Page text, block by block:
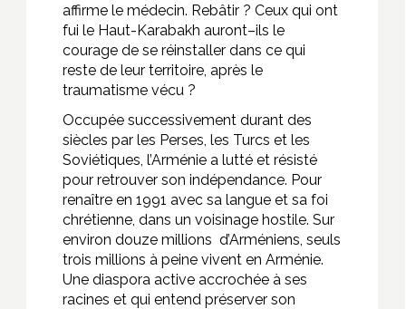
affirme le médecin. Rebâtir ? Ceux qui ont
fui le Haut-Karabakh auront–ils le
courage de se réinstaller dans ce qui
reste de leur territoire, après le
traumatisme vécu ?
Occupée successivement durant des
siècles par les Perses, les Turcs et les
Soviétiques, l’Arménie a lutté et résisté
pour retrouver son indépendance. Pour
renaître en 1991 avec sa langue et sa foi
chrétienne, dans un voisinage hostile. Sur
environ douze millions d’Arméniens, seuls
trois millions à peine vivent en Arménie.
Une diaspora active accrochée à ses
racines et qui entend préserver son